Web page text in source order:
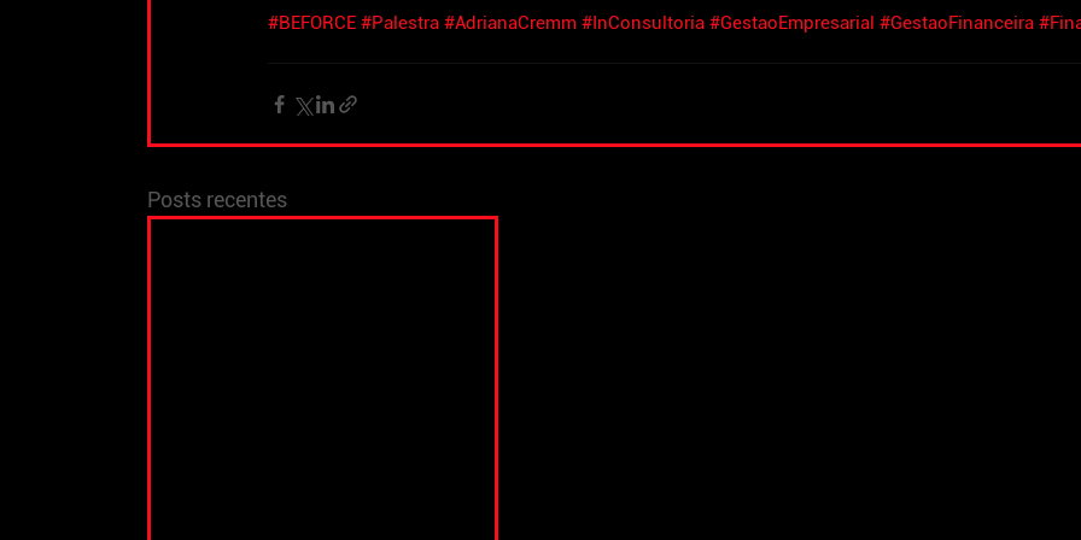
#BEFORCE #Palestra #AdrianaCremm #InConsultoria #GestaoEmpresarial #GestaoFinanceira
Posts recentes